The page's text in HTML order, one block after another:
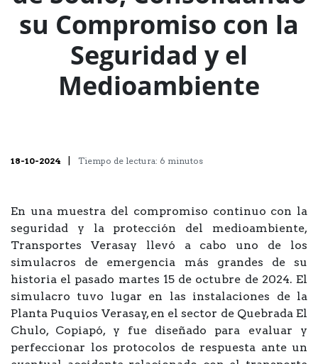
su Compromiso con la
Seguridad y el
Medioambiente
18-10-2024 Tiempo de lectura: 6 minutos
En una muestra del compromiso continuo con la
seguridad y la protección del medioambiente,
Transportes Verasay llevó a cabo uno de los
simulacros de emergencia más grandes de su
historia el pasado martes 15 de octubre de 2024. El
simulacro tuvo lugar en las instalaciones de la
Planta Puquios Verasay, en el sector de Quebrada El
Chulo, Copiapó, y fue diseñado para evaluar y
perfeccionar los protocolos de respuesta ante un